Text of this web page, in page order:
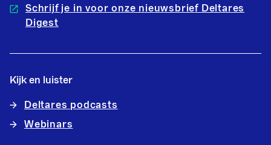
Schrijf je in voor onze nieuwsbrief Deltares
Digest
Kijk en luister
Deltares podcasts
Webinars